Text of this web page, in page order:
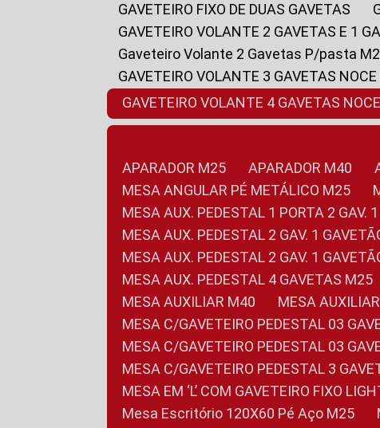
GAVETEIRO FIXO DE DUAS GAVETAS
GAVETEIRO VOLANTE 2 GAVETAS E 1
Gaveteiro Volante 2 Gavetas P/pasta
GAVETEIRO VOLANTE 3 GAVETAS
GAVETEIRO VOLANTE 4 GAVETAS
APARADOR M25
APARADOR M40
MESA ANGULAR PÉ METÁLICO M25
MESA AUX. PEDESTAL 1 PORTA 2 GAV.
MESA AUX. PEDESTAL 2 GAV. 1
MESA AUX. PEDESTAL 2 GAV. 1
MESA AUX. PEDESTAL 4 GAVETAS M25
MESA AUXILIAR M40
MESA
MESA C/GAVETEIRO PEDESTAL 03
MESA C/GAVETEIRO PEDESTAL 03
MESA C/GAVETEIRO PEDESTAL 3
MESA EM ‘L’ COM GAVETEIRO FIXO
Mesa Escritório 120X60 Pé Aço M25